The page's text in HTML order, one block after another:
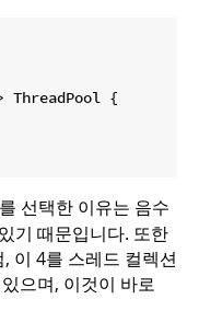
ThreadPool {
를 선택한 이유는 음수
기 때문입니다. 또한
이 4를 스레드 컬렉션
으며, 이것이 바로